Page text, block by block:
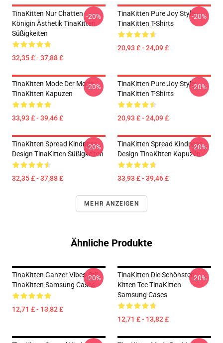
TinaKitten Nur Chatten
Königin Ästhetik TinaKitten
Süßigkeiten
32,35 £ - 37,88 £
-20%
TinaKitten Pure Joy Style
TinaKitten T-Shirts
20,93 £ - 24,09 £
-20%
TinaKitten Mode Der Mode
TinaKitten Kapuzen
33,93 £ - 39,46 £
-20%
TinaKitten Pure Joy Style
TinaKitten T-Shirts
20,93 £ - 24,09 £
-20%
TinaKitten Spread Kindness
Design TinaKitten Süßigkeiten
32,35 £ - 37,88 £
-20%
TinaKitten Spread Kindness
Design TinaKitten Kapuzen
33,93 £ - 39,46 £
-20%
MEHR ANZEIGEN
Ähnliche Produkte
TinaKitten Ganzer Vibes-Stil
TinaKitten Samsung Cases
12,71 £ - 13,82 £
-20%
TinaKitten Die Schönsten
Kitten Tee TinaKitten
Samsung Cases
12,71 £ - 13,82 £
-20%